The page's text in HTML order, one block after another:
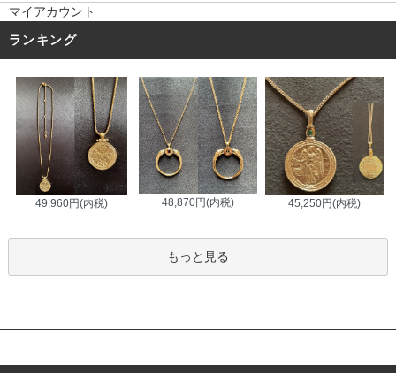
マイアカウント
ランキング
49,960円(内税) 48,870円(内税) 45,250円(内税)
もっと見る